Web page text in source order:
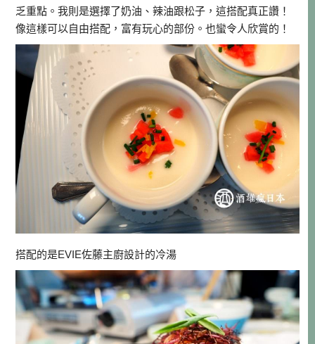
乏重點。我則是選擇了奶油、辣油跟松子，這搭配真正讚！
像這樣可以自由搭配，富有玩心的部份。也蠻令人欣賞的！
搭配的是EVIE佐藤主廚設計的冷湯